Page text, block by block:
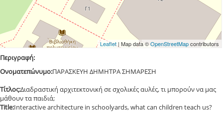
Leaflet| Map data ©OpenStreetMapcontributors
Περιγραφή:
Ονοματεπώνυμο:ΠΑΡΑΣΚΕΥΗ ΔΗΜΗΤΡΑ ΣΗΜΑΡΕΣΗ
Τίτλος:Διαδραστική αρχιτεκτονική σε σχολικές αυλές, τι μπορούν να μας
μάθουν τα παιδιά;
Title:Interactive architecture in schoolyards, what can children teach us?